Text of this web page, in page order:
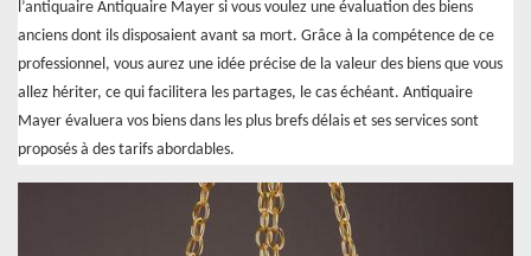
l’antiquaire Antiquaire Mayer si vous voulez une évaluation des biens
anciens dont ils disposaient avant sa mort. Grâce à la compétence de ce
professionnel, vous aurez une idée précise de la valeur des biens que vous
allez hériter, ce qui facilitera les partages, le cas échéant. Antiquaire
Mayer évaluera vos biens dans les plus brefs délais et ses services sont
proposés à des tarifs abordables.